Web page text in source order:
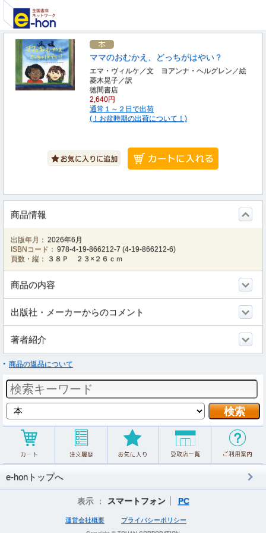
ママのおむかえ、どっちがはやい？
エマ・ヴィルケ／文 ヨアンナ・ヘルグレン／絵
菱木晃子／訳
徳間書店
2,640円
通常１～２日で出荷
(！お盆時期の出荷について！)
商品情報
出版年月： 2026年6月
ISBNコード： 978-4-19-866212-7 (4-19-866212-6)
頁数・縦：
３８Ｐ ２３×２６ｃｍ
商品の内容
出版社・メーカーからのコメント
著者紹介
商品の返品について
e-honトップへ
表示 ： スマートフォン PC
運営会社概要 プライバシーポリシー